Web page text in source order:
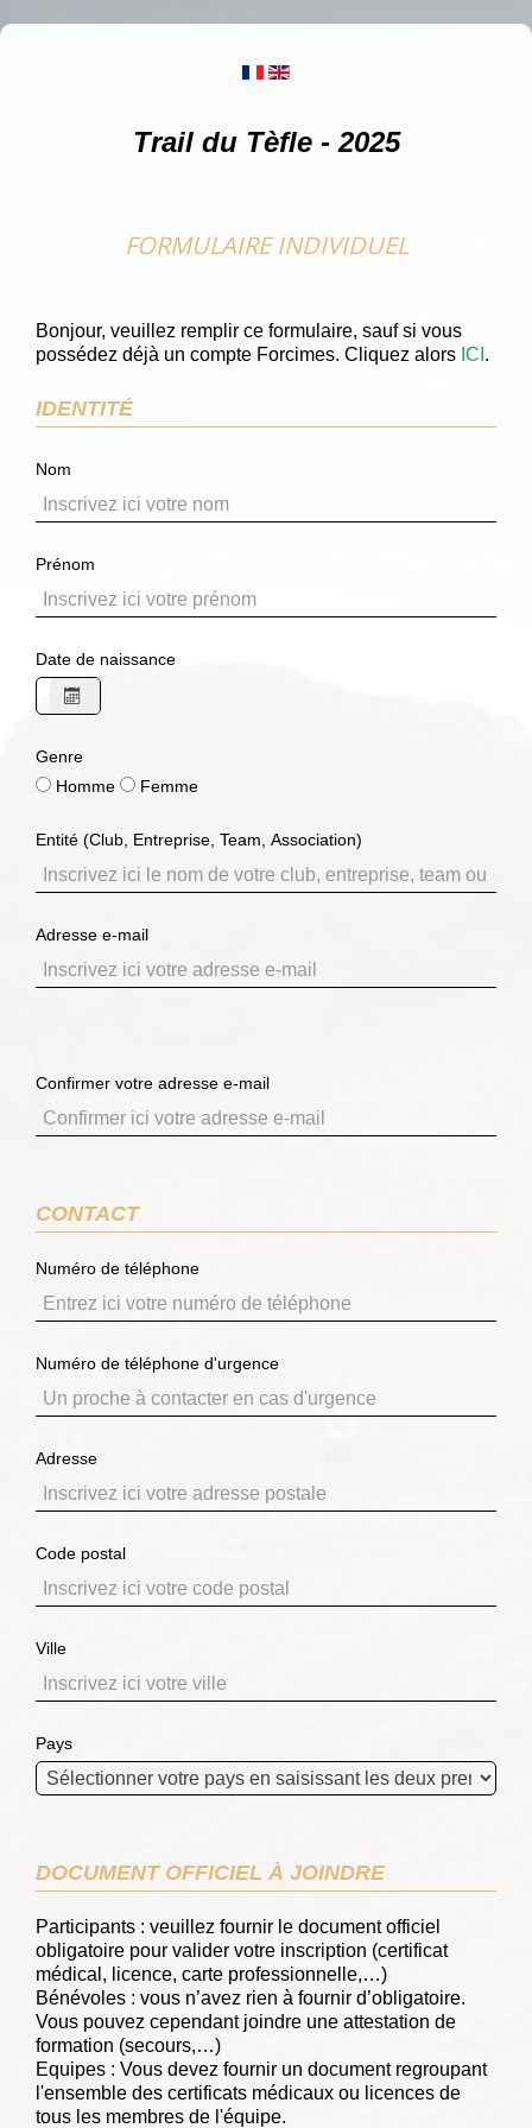
Trail du Tèfle - 2025
FORMULAIRE INDIVIDUEL
Bonjour, veuillez remplir ce formulaire, sauf si vous
possédez déjà un compte Forcimes. Cliquez alors ICI .
IDENTITÉ
Nom
Prénom
Date de naissance
Genre
Homme
Femme
Entité (Club, Entreprise, Team, Association)
Adresse e-mail
Confirmer votre adresse e-mail
CONTACT
Numéro de téléphone
Numéro de téléphone d'urgence
Adresse
Code postal
Ville
Pays
DOCUMENT OFFICIEL À JOINDRE
Participants : veuillez fournir le document officiel
obligatoire pour valider votre inscription (certificat
médical, licence, carte professionnelle,…)
Bénévoles : vous n’avez rien à fournir d’obligatoire.
Vous pouvez cependant joindre une attestation de
formation (secours,…)
Equipes : Vous devez fournir un document regroupant
l'ensemble des certificats médicaux ou licences de
tous les membres de l'équipe.